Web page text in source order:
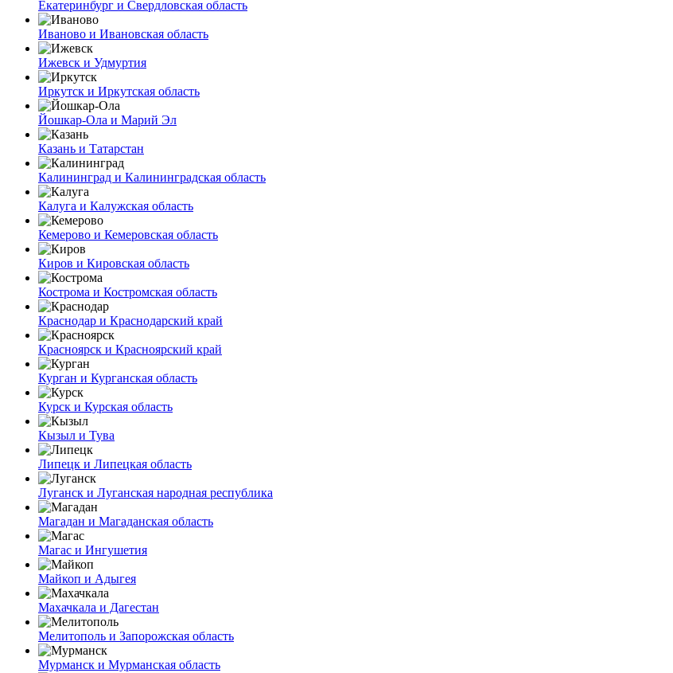
Екатеринбург и Свердловская область
Иваново и Ивановская область
Ижевск и Удмуртия
Иркутск и Иркутская область
Йошкар-Ола и Марий Эл
Казань и Татарстан
Калининград и Калининградская область
Калуга и Калужская область
Кемерово и Кемеровская область
Киров и Кировская область
Кострома и Костромская область
Краснодар и Краснодарский край
Красноярск и Красноярский край
Курган и Курганская область
Курск и Курская область
Кызыл и Тува
Липецк и Липецкая область
Луганск и Луганская народная республика
Магадан и Магаданская область
Магас и Ингушетия
Майкоп и Адыгея
Махачкала и Дагестан
Мелитополь и Запорожская область
Мурманск и Мурманская область